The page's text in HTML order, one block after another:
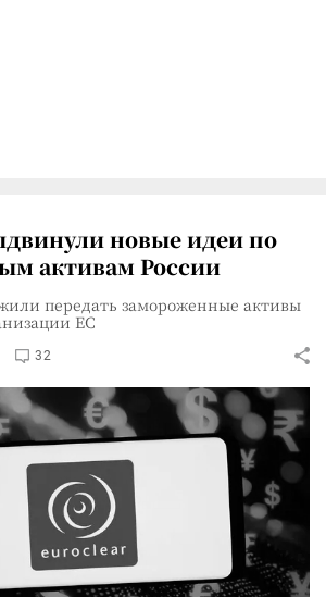
новые идеи по
активам России
передать замороженные активы
ЕС
32